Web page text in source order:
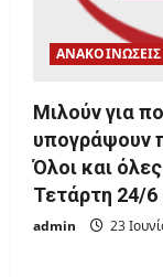
ΑΝΑΚΟΙΝΩΣΕΙΣ
Μιλούν για
υπογράψουν
Όλοι και
Τετάρτη 24/6
admin 23